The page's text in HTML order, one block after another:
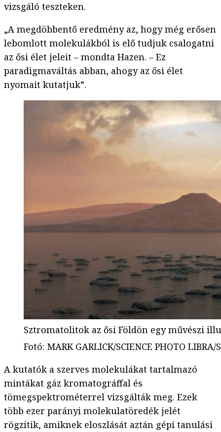
vizsgáló teszteken.
„A megdöbbentő eredmény az, hogy még erősen
lebomlott molekulákból is elő tudjuk csalogatni
az ősi élet jeleit – mondta Hazen. – Ez
paradigmaváltás abban, ahogy az ősi élet
nyomait kutatjuk”.
Sztromatolitok az ősi Földön egy művészi
Fotó: MARK GARLICK/SCIENCE PHOTO
A kutatók a szerves molekulákat tartalmazó
mintákat gáz kromatográffal és
tömegspektrométerrel vizsgálták meg. Ezek
több ezer parányi molekulatöredék jelét
rögzítik, amiknek eloszlását aztán gépi tanulási